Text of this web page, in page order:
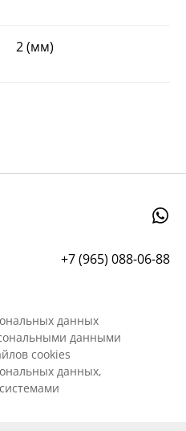
2 (мм)
+7 (965) 088-06-88
данных
данными
cookies
данных,